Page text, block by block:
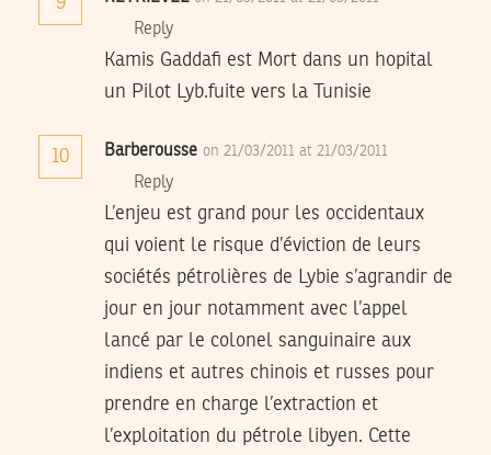
Reply
Kamis Gaddafi est Mort dans un hopital
un Pilot Lyb.fuite vers la Tunisie
10 Barberousse on 21/03/2011 at 21/03/2011
Reply
L’enjeu est grand pour les occidentaux
qui voient le risque d’éviction de leurs
sociétés pétrolières de Lybie s’agrandir de
jour en jour notamment avec l’appel
lancé par le colonel sanguinaire aux
indiens et autres chinois et russes pour
prendre en charge l’extraction et
l’exploitation du pétrole libyen. Cette